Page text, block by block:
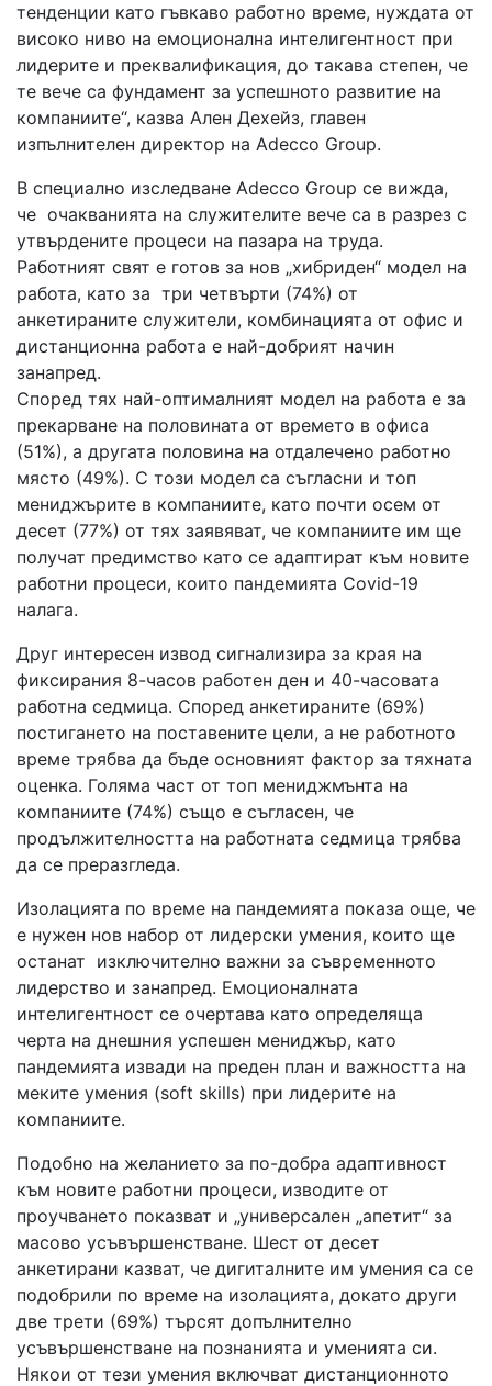
тенденции като гъвкаво работно време, нуждата от
високо ниво на емоционална интелигентност при
лидерите и преквалификация, до такава степен, че
те вече са фундамент за успешното развитие на
компаниите“, казва Ален Дехейз, главен
изпълнителен директор на Adecco Group.
В специално изследване Adecco Group се вижда,
че очакванията на служителите вече са в разрез с
утвърдените процеси на пазара на труда.
Работният свят е готов за нов „хибриден“ модел на
работа, като за три четвърти (74%) от
анкетираните служители, комбинацията от офис и
дистанционна работа е най-добрият начин
занапред.
Според тях най-оптималният модел на работа е за
прекарване на половината от времето в офиса
(51%), а другата половина на отдалечено работно
място (49%). С този модел са съгласни и топ
мениджърите в компаниите, като почти осем от
десет (77%) от тях заявяват, че компаниите им ще
получат предимство като се адаптират към новите
работни процеси, които пандемията Covid-19
налага.
Друг интересен извод сигнализира за края на
фиксирания 8-часов работен ден и 40-часовата
работна седмица. Според анкетираните (69%)
постигането на поставените цели, а не работното
време трябва да бъде основният фактор за тяхната
оценка. Голяма част от топ мениджмънта на
компаниите (74%) също е съгласен, че
продължителността на работната седмица трябва
да се преразгледа.
Изолацията по време на пандемията показа още, че
е нужен нов набор от лидерски умения, които ще
останат изключително важни за съвременното
лидерство и занапред. Емоционалната
интелигентност се очертава като определяща
черта на днешния успешен мениджър, като
пандемията извади на преден план и важността на
меките умения (soft skills) при лидерите на
компаниите.
Подобно на желанието за по-добра адаптивност
към новите работни процеси, изводите от
проучването показват и „универсален „апетит“ за
масово усъвършенстване. Шест от десет
анкетирани казват, че дигиталните им умения са се
подобрили по време на изолацията, докато други
две трети (69%) търсят допълнително
усъвършенстване на познанията и уменията си.
Някои от тези умения включват дистанционното